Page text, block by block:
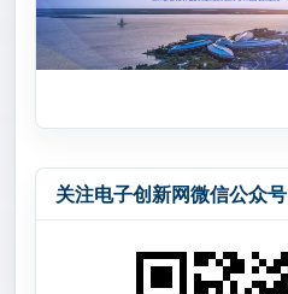
关注电子创新网微信公众号